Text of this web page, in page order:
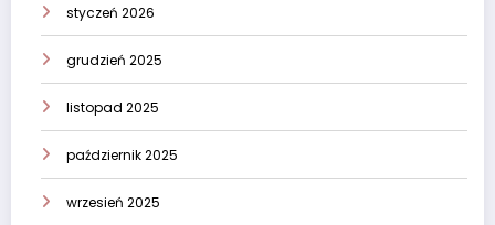
styczeń 2026
grudzień 2025
listopad 2025
październik 2025
wrzesień 2025